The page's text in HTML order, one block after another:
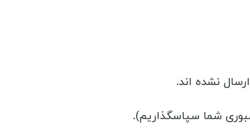
نشده اند.
شما سپاسگذاریم).